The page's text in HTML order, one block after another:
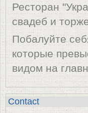
Ресторан
свадеб и
Побалуйте
которые
видом на
Contact